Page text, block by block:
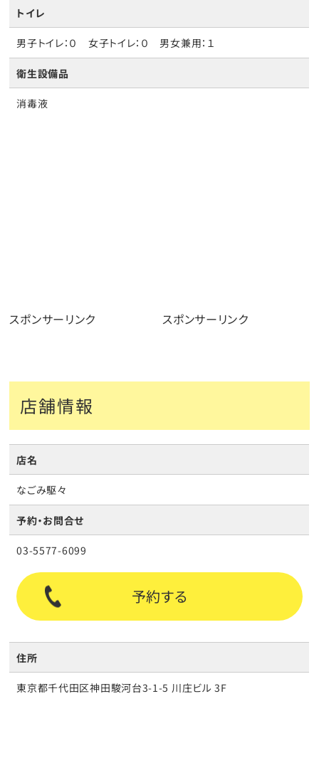
トイレ
男子トイレ：０ 女子トイレ：０ 男女兼用：１
衛生設備品
消毒液
スポンサーリンク スポンサーリンク
店舗情報
店名
なごみ駆々
予約・お問合せ
03-5577-6099
予約する
住所
東京都千代田区神田駿河台3-1-5 川庄ビル 3F